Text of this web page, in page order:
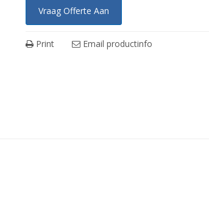
Vraag Offerte Aan
Print Email productinfo